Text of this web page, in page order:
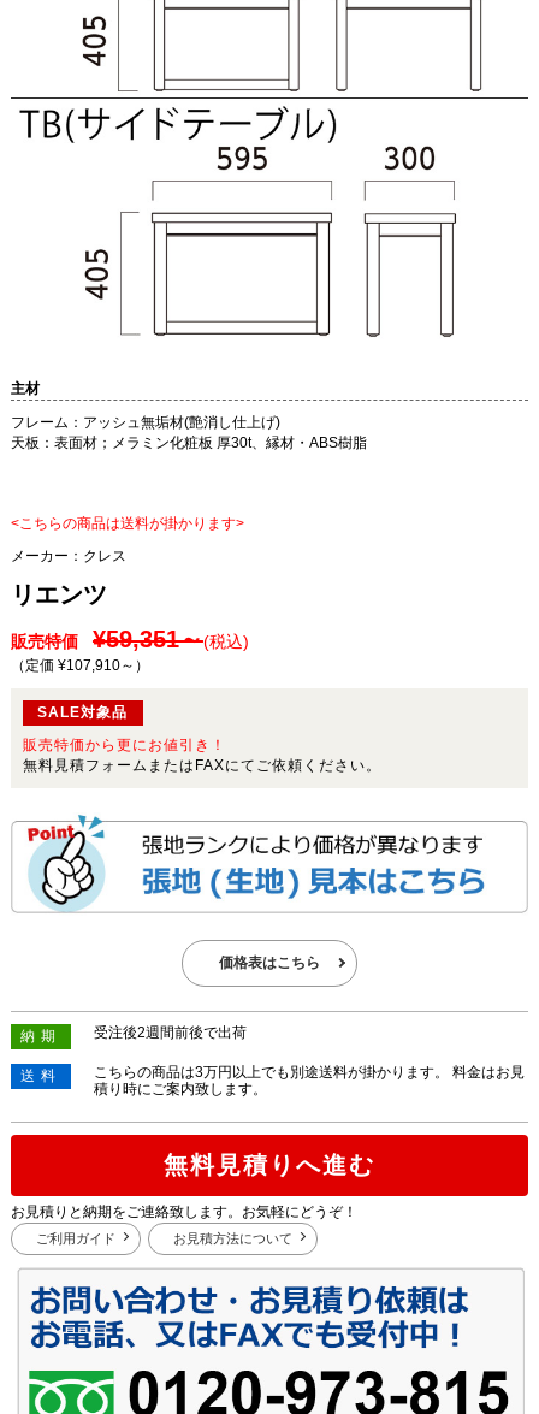
主材
フレーム：アッシュ無垢材(艶消し仕上げ)
天板：表面材；メラミン化粧板 厚30t、縁材・ABS樹脂
<こちらの商品は送料が掛かります>
メーカー： クレス
リエンツ
販売特価 ¥59,351～(税込)
（定価 ¥107,910～ ）
SALE対象品
販売特価から更にお値引き！
無料見積フォームまたはFAXにてご依頼ください。
価格表はこちら
納期 受注後2週間前後で出荷
送料
こちらの商品は3万円以上でも別途送料が掛かります。 料金はお見
積り時にご案内致します。
無料見積りへ進む
お見積りと納期をご連絡致します。お気軽にどうぞ！
ご利用ガイド お見積方法について